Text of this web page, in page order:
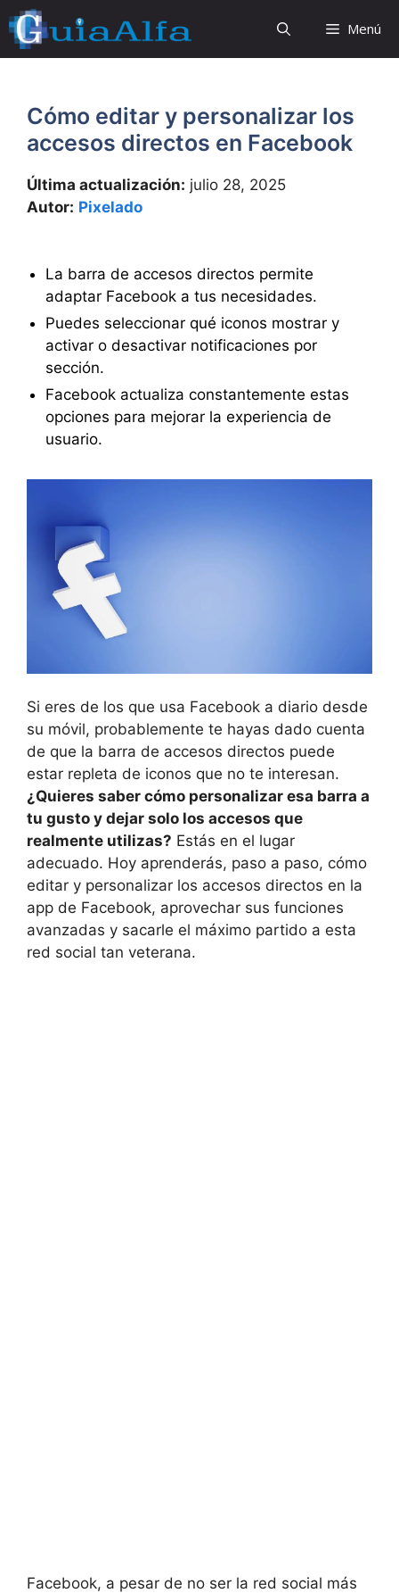
Saltar
al
contenido
Menú
Cómo editar y personalizar los
accesos directos en Facebook
Última actualización: julio 28, 2025
Autor: Pixelado
La barra de accesos directos permite
adaptar Facebook a tus necesidades.
Puedes seleccionar qué iconos mostrar y
activar o desactivar notificaciones por
sección.
Facebook actualiza constantemente estas
opciones para mejorar la experiencia de
usuario.
Si eres de los que usa Facebook a diario desde
su móvil, probablemente te hayas dado cuenta
de que la barra de accesos directos puede
estar repleta de iconos que no te interesan.
¿Quieres saber cómo personalizar esa barra a
tu gusto y dejar solo los accesos que
realmente utilizas? Estás en el lugar
adecuado. Hoy aprenderás, paso a paso, cómo
editar y personalizar los accesos directos en la
app de Facebook, aprovechar sus funciones
avanzadas y sacarle el máximo partido a esta
red social tan veterana.
Facebook, a pesar de no ser la red social más